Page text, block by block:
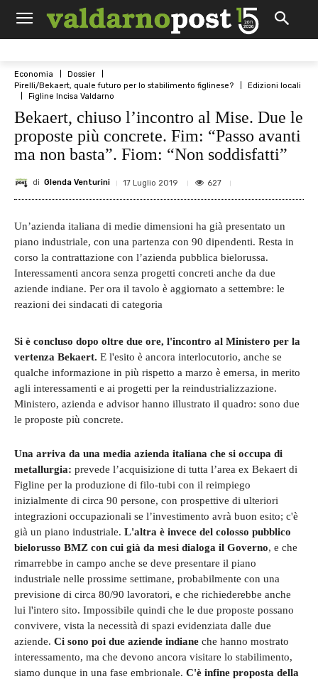
Economia
Dossier
Pirelli/Bekaert, quale futuro per lo stabilimento figlinese?
Edizioni locali
Figline Incisa Valdarno
Bekaert, chiuso l’incontro al Mise. Due le
proposte più concrete. Fim: “Passo avanti
ma non basta”. Fiom: “Non soddisfatti”
di Glenda Venturini 17 Luglio 2019 627
Un’azienda italiana di medie dimensioni ha già presentato un
piano industriale, con una partenza con 90 dipendenti. Resta in
corso la contrattazione con l’azienda pubblica bielorussa.
Interessamenti ancora senza progetti concreti anche da due
aziende indiane. Per ora il tavolo è aggiornato a settembre: le
reazioni dei sindacati di categoria
Si è concluso dopo oltre due ore, l'incontro al Ministero per la
vertenza Bekaert. E l'esito è ancora interlocutorio, anche se
qualche informazione in più rispetto a marzo è emersa, in merito
agli interessamenti e ai progetti per la reindustrializzazione.
Ministero, azienda e advisor hanno illustrato il quadro: sono due
le proposte più concrete.
Una arriva da una media azienda italiana che si occupa di
metallurgia: prevede l’acquisizione di tutta l’area ex Bekaert di
Figline per la produzione di filo-tubi con il reimpiego
inizialmente di circa 90 persone, con prospettive di ulteriori
integrazioni occupazionali se l’investimento avrà buon esito; c'è
già un piano industriale. L'altra è invece del colosso pubblico
bielorusso BMZ con cui già da mesi dialoga il Governo, e che
rimarrebbe in campo anche se deve presentare il piano
industriale nelle prossime settimane, probabilmente con una
previsione di circa 80/90 lavoratori, e che richiederebbe anche
lui l'intero sito. Impossibile quindi che le due proposte possano
convivere, vista la necessità di spazi evidenziata dalle due
aziende. Ci sono poi due aziende indiane che hanno mostrato
interessamento, ma che devono ancora visitare lo stabilimento,
siamo dunque in una fase embrionale. C'è infine proposta della